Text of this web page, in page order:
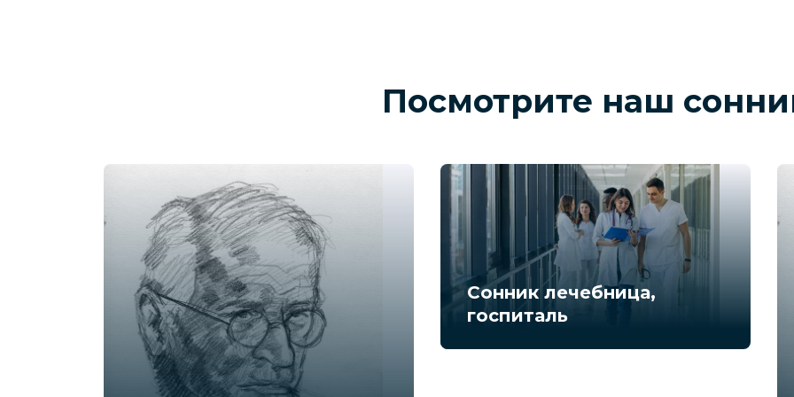
Посмотрите наш
Сонник лечебница,
госпиталь